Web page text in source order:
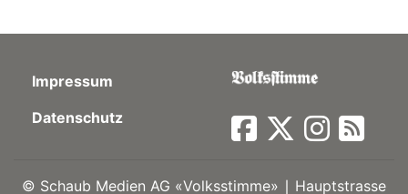
Impressum
Datenschutz
© Schaub Medien AG «Volksstimme» ∣ Hauptstrasse